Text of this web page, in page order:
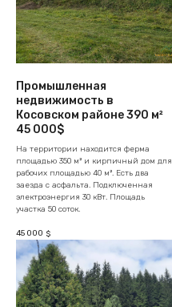
Промышленная
недвижимость в
Косовском районе 390 м²
45 000$
На территории находится ферма
площадью 350 м² и кирпичный дом для
рабочих площадью 40 м². Есть два
заезда с асфальта. Подключенная
электроэнергия 30 кВт. Площадь
участка 50 соток.
45 000 $